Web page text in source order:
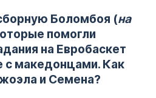
Боломбоя (на
помогли
на Евробаскет
с македонцами. Как
и Семена?